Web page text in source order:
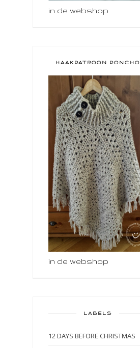
in de webshop
HAAKPATROON PONCHO
in de webshop
LABELS
12 DAYS BEFORE CHRISTMAS